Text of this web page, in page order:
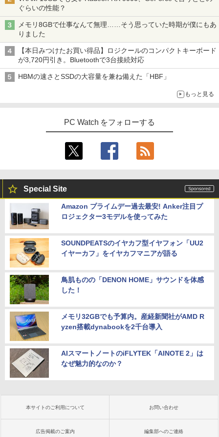
ぐらいの性能？
メモリ8GBで仕事なんて無理……そう思っていた時期が僕にもあ
りました
【本日みつけたお買い得品】ロジクールのコンパクトキーボード
が3,720円引き。Bluetoothで3台接続対応
HBMの速さとSSDの大容量を兼ね備えた「HBF」
もっと見る
PC Watch をフォローする
Special Site
Amazon プライムデー過去最安! Anker注目プ
ロジェクター3モデルを使ってみた
SOUNDPEATSのイヤカフ型イヤフォン「UU2
イヤーカフ」をイヤカフマニアが語る
鳥肌ものの「DENON HOME」サウンドを体感
した！
メモリ32GBでも予算内。産経新聞社がAMD R
yzen搭載dynabookを2千台導入
AIスマートノートのiFLYTEK「AINOTE 2」は
なぜ魅力的なのか？
本サイトのご利用について お問い合わせ
広告掲載のご案内 編集部へのご連絡